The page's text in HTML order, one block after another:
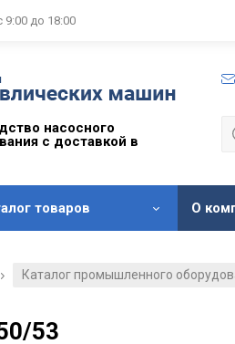
9:00 до 18:00
насосного
с доставкой в
товаров О
/ Каталог промышленного
53